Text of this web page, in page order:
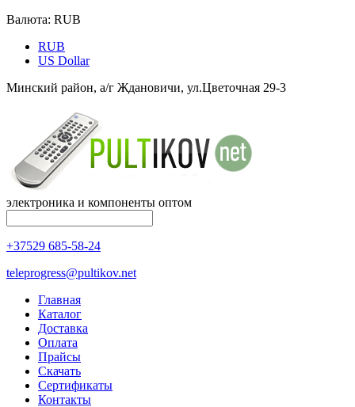
Валюта: RUB
RUB
US Dollar
Минский район, а/г Ждановичи, ул.Цветочная 29-3
электроника и компоненты оптом
+37529 685-58-24
teleprogress@pultikov.net
Главная
Каталог
Доставка
Оплата
Прайсы
Cкачать
Сертификаты
Контакты